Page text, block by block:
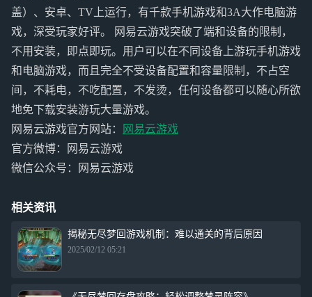
盖）、安卓、TV上运行，有千款手机游戏和3A大作电脑游
戏，深受玩家好评。 网易云游戏突破了端和设备的限制，
不用安装，即点即玩。用户可以在不同设备上游玩手机游戏
和电脑游戏，而且完全不受设备配置和容量限制，不占空
间，不耗电，不吃配置，不发烫，任何设备都可以随心所欲
地免下载安装游玩大量游戏。
网易云游戏官方网站：
网易云游戏
官方微博：网易云游戏
微信公众号：网易云游戏
相关资讯
揭秘无尽梦回游戏机制：难以通关的背后原因
2025/02/12 05:21